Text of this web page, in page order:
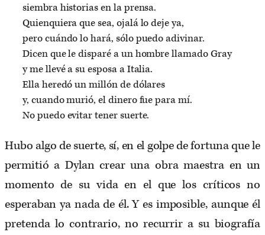
siembra historias en la prensa.
Quienquiera que sea, ojalá lo deje ya,
pero cuándo lo hará, sólo puedo adivinar.
Dicen que le disparé a un hombre llamado Gray
y me llevé a su esposa a Italia.
Ella heredó un millón de dólares
y, cuando murió, el dinero fue para mí.
No puedo evitar tener suerte.
Hubo algo de suerte, sí, en el golpe de fortuna que le
permitió a Dylan crear una obra maestra en un
momento de su vida en el que los críticos no
esperaban ya nada de él. Y es imposible, aunque él
pretenda lo contrario, no recurrir a su biografía